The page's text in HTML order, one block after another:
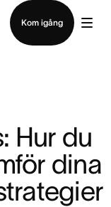
Kom igång
Hur du
dina